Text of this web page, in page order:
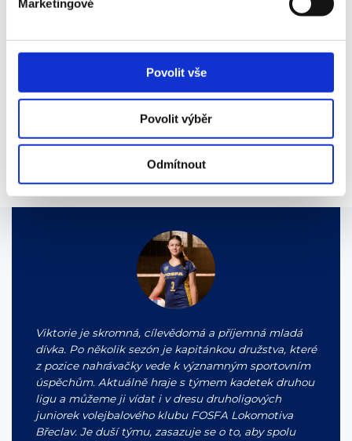
Marketingové
Povolit vše
Povolit výběr
Odmítnout
Jak bojuješ s případnou nechutí do tréninků či zápasů? Máš
Rozhodně bych všem řekla, ať do toho jdou a zkusí to. Mně kromě
Viktorie je skromná, cílevědomá a příjemná mladá
dívka. Po několik sezón je kapitánkou družstva, které
z pozice nahrávačky vede k významným sportovním
úspěchům. Aktuálně hraje s týmem kadetek druhou
ligu a můžeme ji vídat i v dresu druholigových
juniorek volejbalového klubu FOSFA Lokomotiva
Břeclav. Je duší týmu, zasazuje se o to, aby spolu